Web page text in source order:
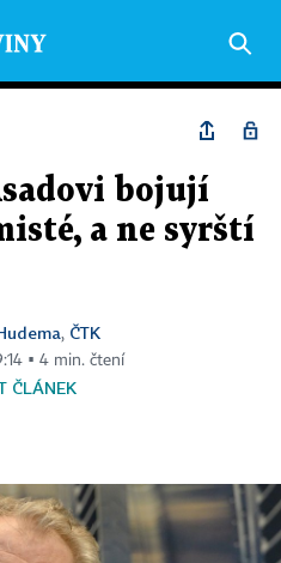
bojují
a ne syrští
, ČTK
▪ 4 min. čtení
ČLÁNEK